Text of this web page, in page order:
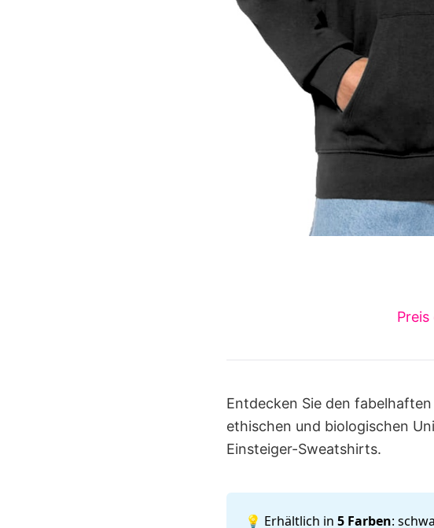
Entdecken Sie den
ethischen und biologischen
Einsteiger-Sweatshirts.
💡 Erhältlich in 5 Farben: